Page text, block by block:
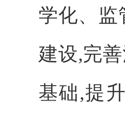
学化、监
建设,完
基础,提